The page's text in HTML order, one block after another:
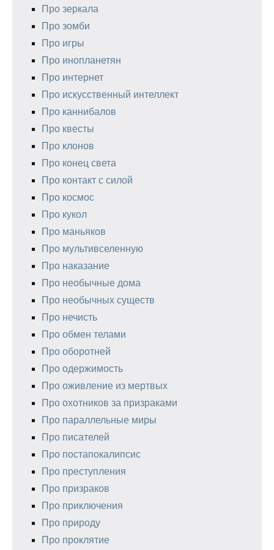
Про зеркала
Про зомби
Про игры
Про инопланетян
Про интернет
Про искусственный интеллект
Про каннибалов
Про квесты
Про клонов
Про конец света
Про контакт с силой
Про космос
Про кукол
Про маньяков
Про мультивселенную
Про наказание
Про необычные дома
Про необычных существ
Про нечисть
Про обмен телами
Про оборотней
Про одержимость
Про оживление из мертвых
Про охотников за призраками
Про параллельные миры
Про писателей
Про постапокалипсис
Про преступления
Про призраков
Про приключения
Про природу
Про проклятие